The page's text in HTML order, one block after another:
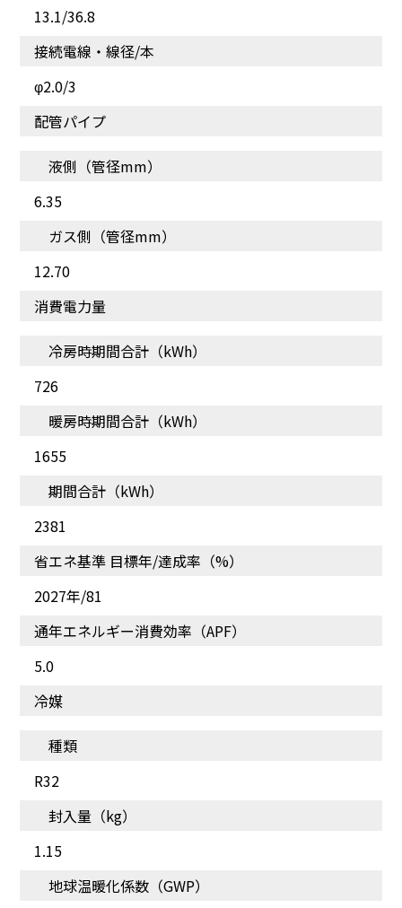
センサーで最適な風を
細かな温度設定が可能
り空調できる
する仕様
13.1/36.8
接続電線・線径/本
φ2.0/3
配管パイプ
液側（管径mm）
6.35
ガス側（管径mm）
12.70
消費電力量
冷房時期間合計（kWh）
726
暖房時期間合計（kWh）
1655
期間合計（kWh）
2381
省エネ基準 目標年/達成率（%）
2027年/81
通年エネルギー消費効率（APF）
5.0
冷媒
種類
R32
封入量（kg）
1.15
地球温暖化係数（GWP）